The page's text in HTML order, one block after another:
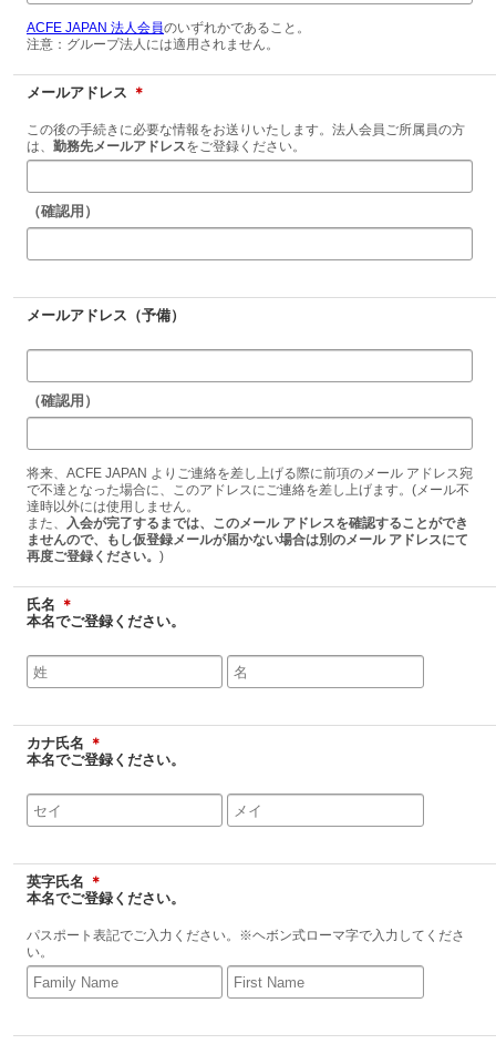
ACFE JAPAN 法人会員のいずれかであること。
注意：グループ法人には適用されません。
メールアドレス ＊
この後の手続きに必要な情報をお送りいたします。法人会員ご所属員の方
は、 勤務先メールアドレスをご登録ください。
（確認用）
メールアドレス（予備）
（確認用）
将来、ACFE JAPAN よりご連絡を差し上げる際に前項のメール アドレス宛
で不達となった場合に、このアドレスにご連絡を差し上げます。(メール不
達時以外には使用しません。
また、 入会が完了するまでは、このメール アドレスを確認することができ
ませんので、もし仮登録メールが届かない場合は別のメール アドレスにて
再度ご登録ください。 )
氏名 ＊
本名でご登録ください。
カナ氏名 ＊
本名でご登録ください。
英字氏名 ＊
本名でご登録ください。
パスポート表記でご入力ください。※ヘボン式ローマ字で入力してくださ
い。